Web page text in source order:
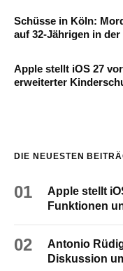
Schüsse in Köln:
auf 32-Jährigen in
Apple stellt iOS 27
erweiterter
DIE NEUESTEN
01
Apple stellt
Funktionen
02
Antonio
Diskussion